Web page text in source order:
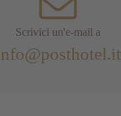
Scrivici un'e-mail a